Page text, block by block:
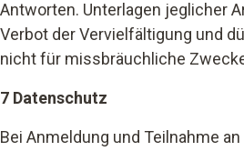
Antworten. Unterlagen jeglicher
Verbot der Vervielfältigung und
nicht für missbräuchliche
7 Datenschutz
Bei Anmeldung und Teilnahme